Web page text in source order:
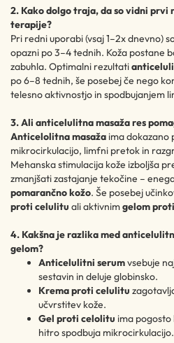
2. Kako dolgo traja, da so vidni
terapije?
Pri redni uporabi (vsaj 1–2x dnevno)
opazni po 3–4 tednih. Koža postane
zabuhla. Optimalni rezultati
po 6–8 tednih, še posebej če nego
telesno aktivnostjo in spodbujanjem
3. Ali anticelulitna masaža res
Anticelolitna masažaima dokazano
mikrocirkulacijo, limfni pretok in
Mehanska stimulacija kože izboljša
zmanjšati zastajanje tekočine –
pomarančno kožo. Še posebej
proti celulitu ali aktivnimgelom
4. Kakšna je razlika med
gelom?
Anticelulitni serumvsebuje
sestavin in deluje globinsko.
Krema proti celulitu
učvrstitev kože.
Gel proti celolitu ima pogosto
hitro spodbuja mikrocirkulacijo.